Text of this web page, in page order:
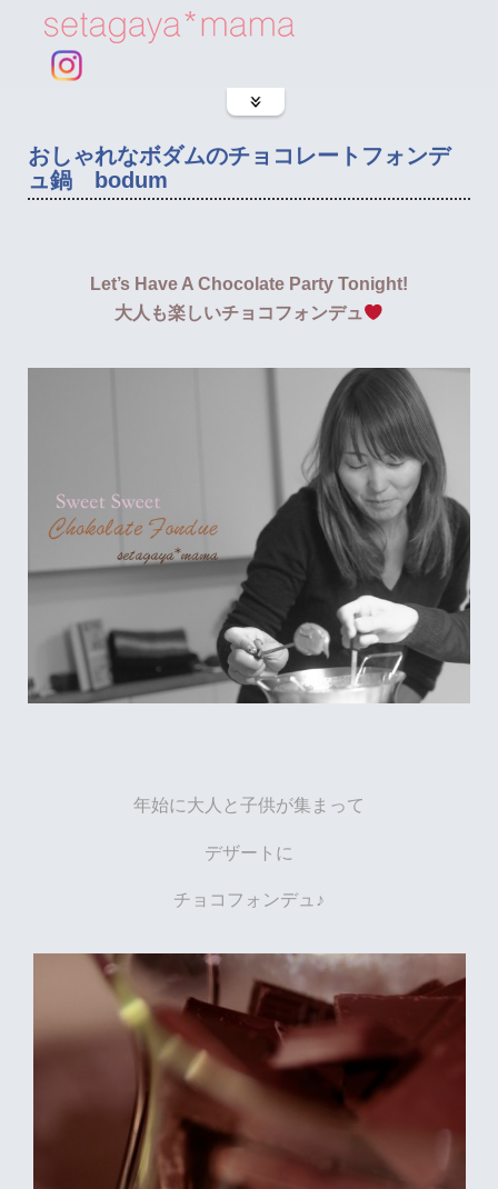
おしゃれなボダムのチョコレートフォンデ
ュ鍋 bodum
Let’s Have A Chocolate Party Tonight!
大人も楽しいチョコフォンデュ
年始に大人と子供が集まって
デザートに
チョコフォンデュ♪